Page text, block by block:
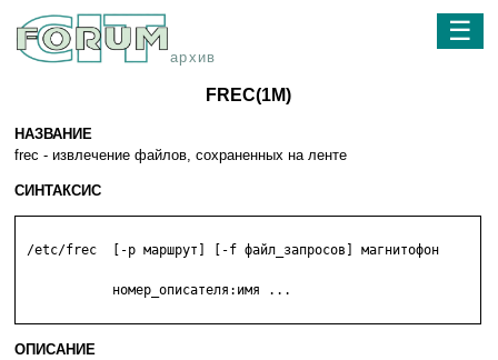
архив
☰
FREC(1M)
НАЗВАНИЕ
frec - извлечение файлов, сохраненных на ленте
СИНТАКСИС
/etc/frec  [-p маршрут] [-f файл_запросов] магнитофон
            номер_описателя:имя ...
ОПИСАНИЕ